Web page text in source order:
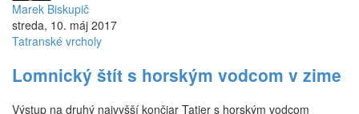
Marek Biskupič
streda, 10. máj 2017
Tatranské vrcholy
Lomnický štít s horským vodcom v zime
Výstup na druhý najvyšší končiar Tatier s horským vodcom